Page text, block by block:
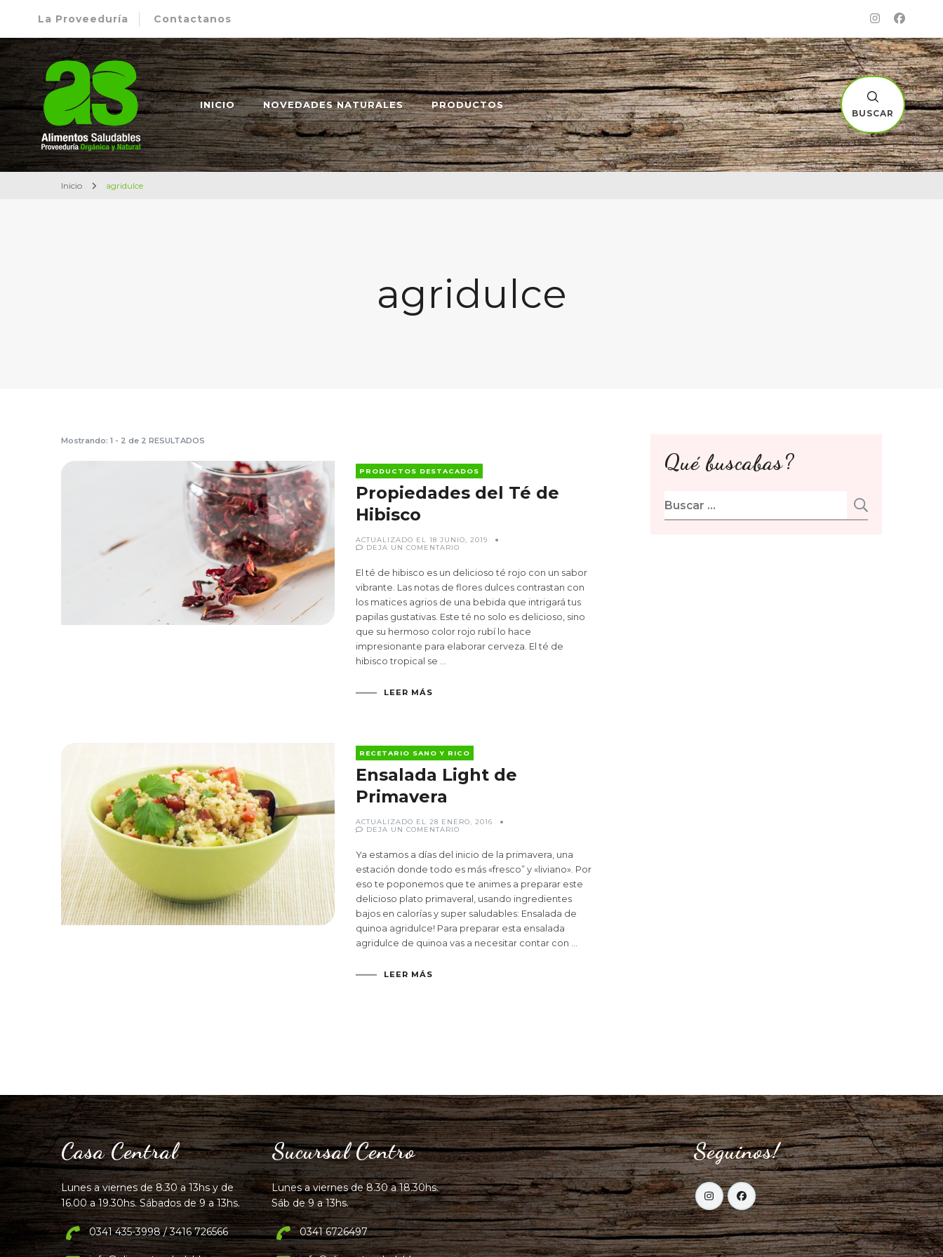
La Proveeduría Contactanos
Alimentos Saludables – Dietética en Rosario
Proveeduría Orgánica y Natural INICIO NOVEDADES NATURALES PRODUCTOS
BUSCAR
Inicio agridulce
agridulce
Mostrando: 1 - 2 de 2 RESULTADOS
PRODUCTOS DESTACADOS
Propiedades del Té de
Hibisco
ACTUALIZADO EL 18 JUNIO, 2019
DEJA UN COMENTARIOEN
TÉ
DE
HIBISCO
El té de hibisco es un delicioso té rojo con un sabor
vibrante. Las notas de flores dulces contrastan con
los matices agrios de una bebida que intrigará tus
papilas gustativas. Este té no solo es delicioso, sino
que su hermoso color rojo rubí lo hace
impresionante para elaborar cerveza. El té de
hibisco tropical se …
LEER MÁS
RECETARIO SANO Y RICO
Ensalada Light de
Primavera
ACTUALIZADO EL 28 ENERO, 2016
DEJA UN COMENTARIOEN
DE
PRIMAVERA
Ya estamos a días del inicio de la primavera, una
estación donde todo es más «fresco” y «liviano». Por
eso te poponemos que te animes a preparar este
delicioso plato primaveral, usando ingredientes
bajos en calorías y super saludables: Ensalada de
quinoa agridulce! Para preparar esta ensalada
agridulce de quinoa vas a necesitar contar con …
LEER MÁS
Qué buscabas?
Buscar:
Casa Central
Lunes a viernes de 8.30 a 13hs y de
16.00 a 19.30hs. Sábados de 9 a 13hs.
0341 435-3998 / 3416 726566
Sucursal Centro
Lunes a viernes de 8.30 a 18.30hs.
Sáb de 9 a 13hs.
0341 6726497
Seguinos!